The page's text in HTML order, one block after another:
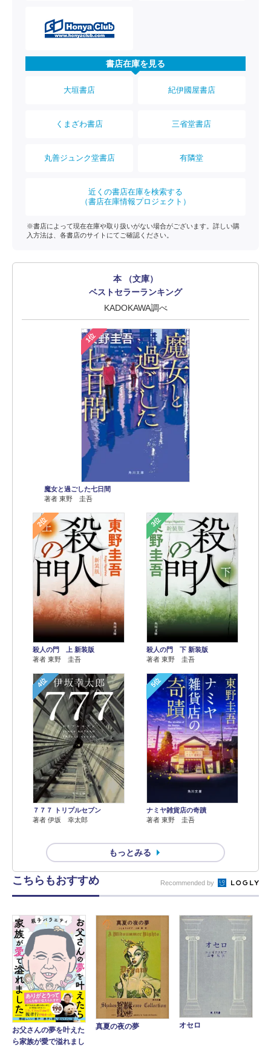
書店在庫を見る
大垣書店 紀伊國屋書店
くまざわ書店 三省堂書店
丸善ジュンク堂書店 有隣堂
近くの書店在庫を検索する
（書店在庫情報プロジェクト）
※書店によって現在在庫や取り扱いがない場合がございます。詳しい購
入方法は、各書店のサイトにてご確認ください。
本 （文庫）
ベストセラーランキング
KADOKAWA調べ
1位
魔女と過ごした七日間
著者 東野 圭吾
2位
殺人の門 上 新装版
著者 東野 圭吾
3位
殺人の門 下 新装版
著者 東野 圭吾
4位
７７７ トリプルセブン
著者 伊坂 幸太郎
5位
ナミヤ雑貨店の奇蹟
著者 東野 圭吾
もっとみる
こちらもおすすめ Recommended by
お父さんの夢を叶えた
ら家族が愛で溢れまし
真夏の夜の夢 オセロ